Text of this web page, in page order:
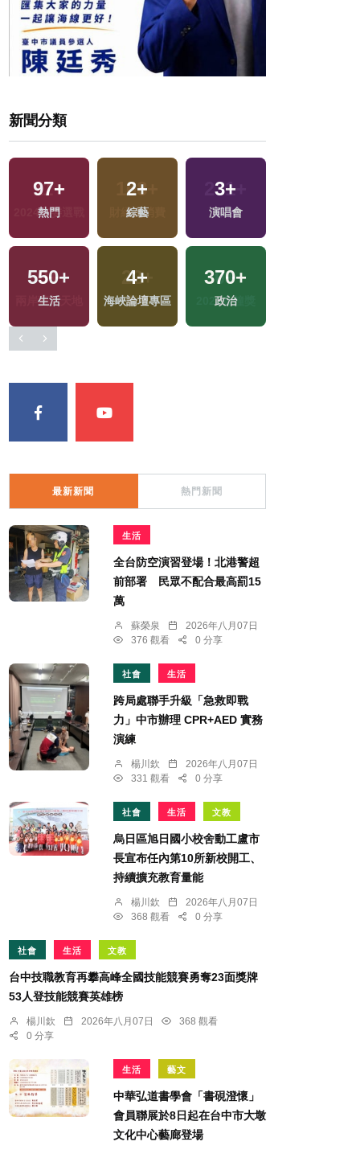
新聞分類
97+
熱門
2+
綜藝
3+
演唱會
550+
生活
4+
海峽論壇專區
370+
政治
最新新聞 熱門新聞
生活
全台防空演習登場！北港警超
前部署 民眾不配合最高罰15
萬
蘇榮泉
2026年八月07日
376 觀看
0 分享
社會 生活
跨局處聯手升級「急救即戰
力」中市辦理 CPR+AED 實務
演練
楊川欽
2026年八月07日
331 觀看
0 分享
社會 生活 文教
烏日區旭日國小校舍動工盧市
長宣布任內第10所新校開工、
持續擴充教育量能
楊川欽
2026年八月07日
368 觀看
0 分享
社會 生活 文教
台中技職教育再攀高峰全國技能競賽勇奪23面獎牌
53人登技能競賽英雄榜
楊川欽 2026年八月07日
368 觀看
0 分享
生活 藝文
中華弘道書學會「書硯澄懷」
會員聯展於8日起在台中市大墩
文化中心藝廊登場